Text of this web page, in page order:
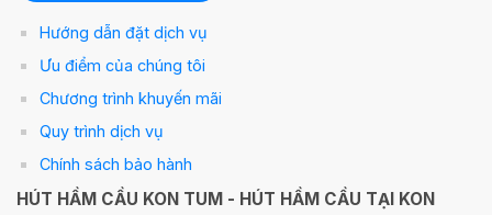
Hướng dẫn đặt dịch vụ
Ưu điểm của chúng tôi
Chương trình khuyến mãi
Quy trình dịch vụ
Chính sách bảo hành
HÚT HẦM CẦU KON TUM - HÚT HẦM CẦU TẠI KON